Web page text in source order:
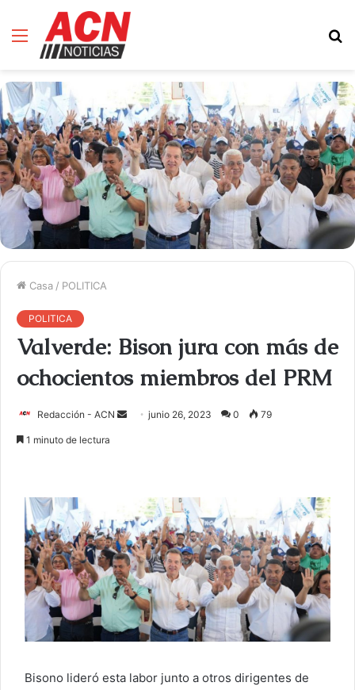
Menú
Casa / POLITICA
POLITICA
Valverde: Bison jura con más de
ochocientos miembros del PRM
Redacción - ACN
u
n
c
o
r
r
e
e
junio 26, 2023 0 79
1 minuto de lectura
Bisono lideró esta labor junto a otros dirigentes de